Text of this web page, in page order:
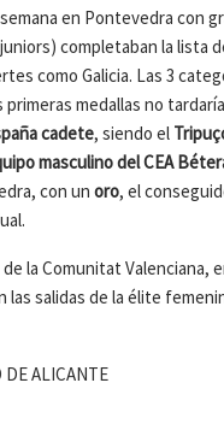
en Pontevedra con
completaban la lista
como Galicia. Las 3
primeras medallas no
cadete, siendo el
masculino del CEA
con un oro, el
la Comunitat Valenciana,
las salidas de la élite
DE ALICANTE